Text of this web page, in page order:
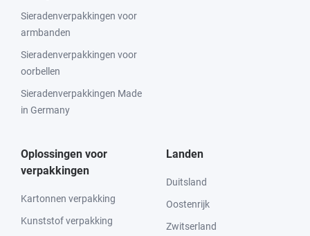
Sieradenverpakkingen voor
armbanden
Sieradenverpakkingen voor
oorbellen
Sieradenverpakkingen Made
in Germany
Oplossingen voor
verpakkingen
Kartonnen verpakking
Kunststof verpakking
Landen
Duitsland
Oostenrijk
Zwitserland